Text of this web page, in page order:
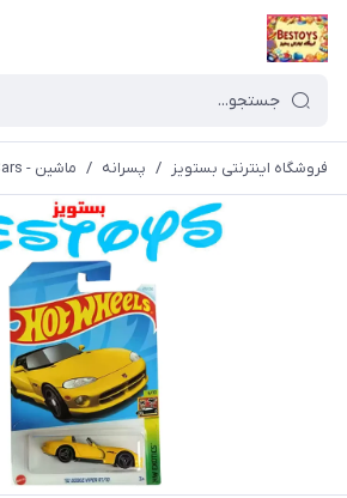
فروشگاه اینترنتی بستویز / پسرانه / ماشین - Cars